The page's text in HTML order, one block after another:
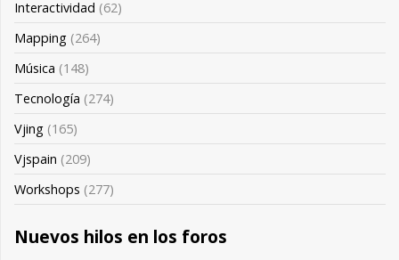
Interactividad (62)
Mapping (264)
Música (148)
Tecnología (274)
Vjing (165)
Vjspain (209)
Workshops (277)
Nuevos hilos en los foros